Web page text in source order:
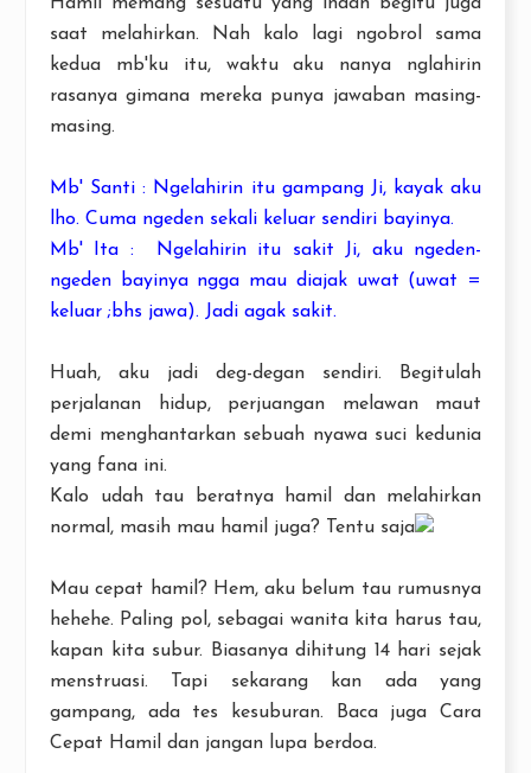
saat melahirkan. Nah kalo lagi ngobrol sama
kedua mb'ku itu, waktu aku nanya nglahirin
rasanya gimana mereka punya jawaban masing-
masing.
Mb' Santi : Ngelahirin itu gampang Ji, kayak aku
lho. Cuma ngeden sekali keluar sendiri bayinya.
Mb' Ita : Ngelahirin itu sakit Ji, aku ngeden-
ngeden bayinya ngga mau diajak uwat (uwat =
keluar ;bhs jawa). Jadi agak sakit.
Huah, aku jadi deg-degan sendiri. Begitulah
perjalanan hidup, perjuangan melawan maut
demi menghantarkan sebuah nyawa suci kedunia
yang fana ini.
Kalo udah tau beratnya hamil dan melahirkan
normal, masih mau hamil juga? Tentu saja
Mau cepat hamil? Hem, aku belum tau rumusnya
hehehe. Paling pol, sebagai wanita kita harus tau,
kapan kita subur. Biasanya dihitung 14 hari sejak
menstruasi. Tapi sekarang kan ada yang
gampang, ada tes kesuburan. Baca juga Cara
Cepat Hamil dan jangan lupa berdoa.